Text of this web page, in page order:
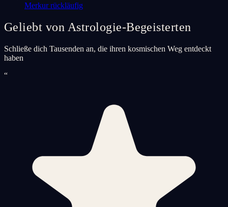
Merkur rückläufig
Geliebt von Astrologie-Begeisterten
Schließe dich Tausenden an, die ihren kosmischen Weg entdeckt
haben
“